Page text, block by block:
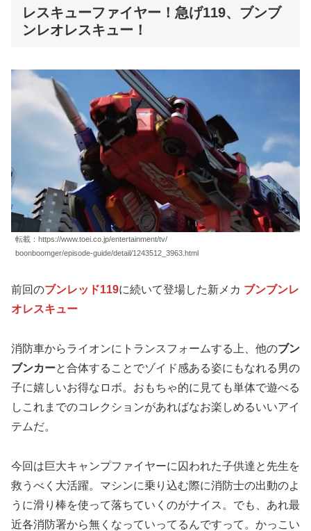
レスキューファイヤー！急げ119、ブンブ
ンレオレスキュー！
転載：https://www.toei.co.jp/entertainment/tv/
boonboomger/episode-guide/detail/1243512_3963.html
前回のブンレッド119に続いて登場した新メカ ブンブンレ
オレスキュー
消防車からライオンにトランスフォームする上、他のブン
ブンカーと合体することでゾイド感ある姿にもなれる男の
子に嬉しいお得なロボ。おもちゃ的に見ても単体で遊べる
しこれまでのコレクションがあればなお楽しめるいいアイ
テムだ。
今回は巨大キャンプファイヤーに囚われた子供達と先生を
救うべく大活躍。マシンに乗り込む際に消防士の出動のよ
うに滑り棒を使って落ちていくのがナイス。でも、あれ最
近各消防署から無くなっていってるんですって。かっこい